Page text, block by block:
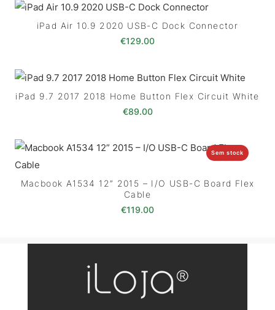
iPad Air 10.9 2020 USB-C Dock Connector
€129.00
iPad 9.7 2017 2018 Home Button Flex Circuit White
€89.00
Sem stock
Macbook A1534 12” 2015 – I/O USB-C Board Flex
Cable
€119.00